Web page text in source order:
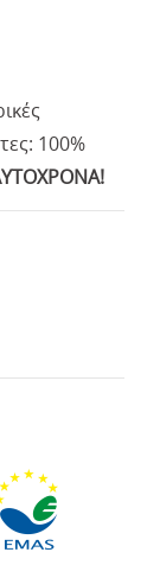
100%